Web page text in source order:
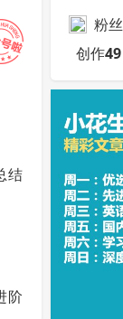
结
阶
粉丝
创作49